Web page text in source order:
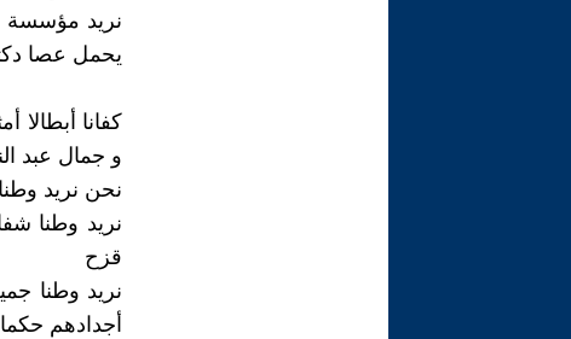
نريد مؤسسة
يحمل عصا
كفانا
و جمال عبد
نحن نريد
نريد وطنا
قزح
نريد وطنا
أجدادهم